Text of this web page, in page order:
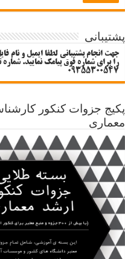
پشتیبانی
جهت انجام پشتیبانی لطفا ایمیل و نام
را برای شماره فوق پیامک نمایید.
09355300547
پکیج جزوات کنکور
معماری